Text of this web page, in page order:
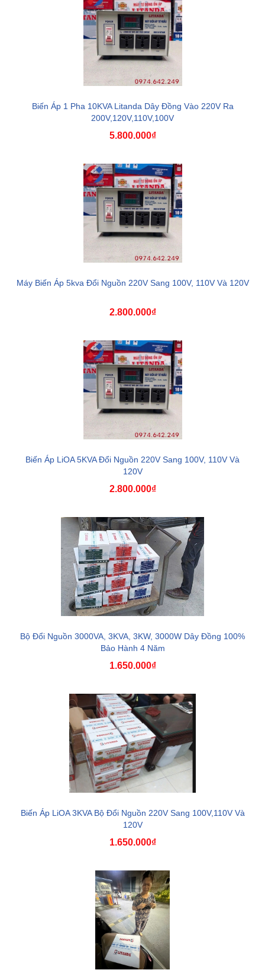
Biến Áp 1 Pha 10KVA Litanda Dây Đồng Vào 220V Ra
200V,120V,110V,100V
5.800.000₫
Máy Biến Áp 5kva Đổi Nguồn 220V Sang 100V, 110V Và 120V
2.800.000₫
Biến Áp LiOA 5KVA Đổi Nguồn 220V Sang 100V, 110V Và
120V
2.800.000₫
Bộ Đổi Nguồn 3000VA, 3KVA, 3KW, 3000W Dây Đồng 100%
Bảo Hành 4 Năm
1.650.000₫
Biến Áp LiOA 3KVA Bộ Đổi Nguồn 220V Sang 100V,110V Và
120V
1.650.000₫